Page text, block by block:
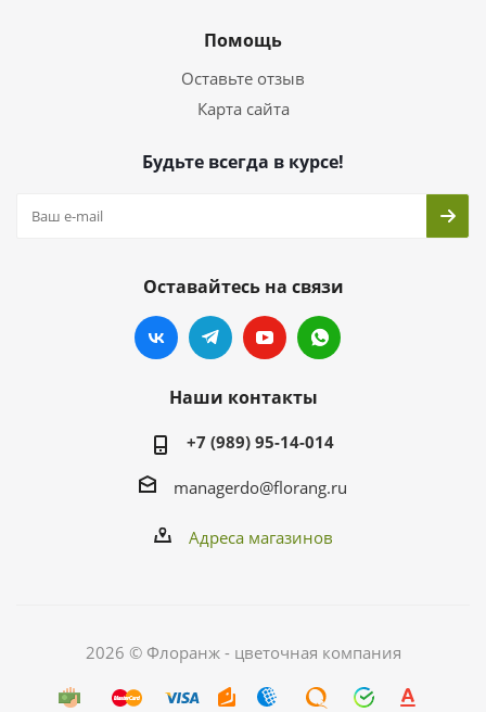
Помощь
Оставьте отзыв
Карта сайта
Будьте всегда в курсе!
Оставайтесь на связи
Наши контакты
+7 (989) 95-14-014
managerdo@florang.ru
Адреса магазинов
2026 © Флоранж - цветочная компания